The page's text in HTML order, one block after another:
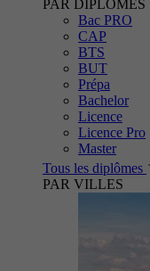
PAR DIPLÔMES
Bac PRO
CAP
BTS
BUT
Prépa
Bachelor
Licence
Licence Pro
Master
Tous les diplômes
PAR VILLES